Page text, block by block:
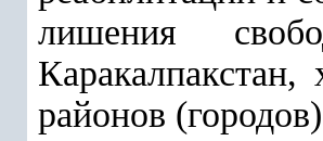
лишения
районов